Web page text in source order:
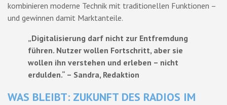
kombinieren moderne Technik mit traditionellen Funktionen –
und gewinnen damit Marktanteile.
„Digitalisierung darf nicht zur Entfremdung
führen. Nutzer wollen Fortschritt, aber sie
wollen ihn verstehen und erleben – nicht
erdulden.“ – Sandra, Redaktion
WAS BLEIBT: ZUKUNFT DES RADIOS IM